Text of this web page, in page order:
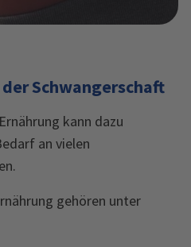
Schwangerschaft
kann dazu
an vielen
gehören unter